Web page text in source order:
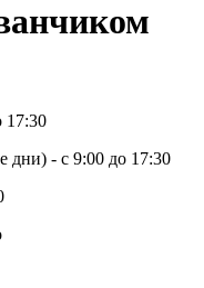
17:30
дни) - с 9:00 до 17:30